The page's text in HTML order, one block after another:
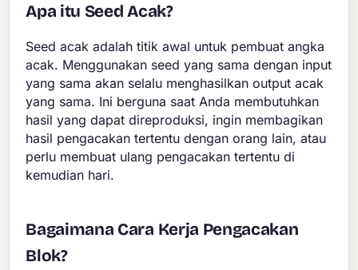
Apa itu Seed Acak?
Seed acak adalah titik awal untuk pembuat angka
acak. Menggunakan seed yang sama dengan input
yang sama akan selalu menghasilkan output acak
yang sama. Ini berguna saat Anda membutuhkan
hasil yang dapat direproduksi, ingin membagikan
hasil pengacakan tertentu dengan orang lain, atau
perlu membuat ulang pengacakan tertentu di
kemudian hari.
Bagaimana Cara Kerja Pengacakan
Blok?